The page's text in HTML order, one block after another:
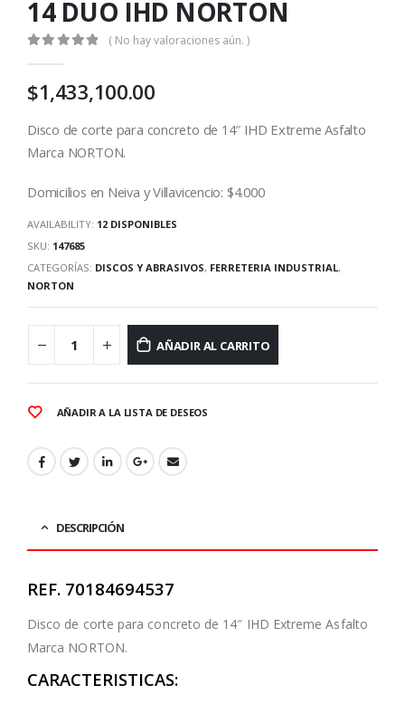
14 DUO IHD NORTON
( No hay valoraciones aún. )
$1,433,100.00
Disco de corte para concreto de 14″ IHD Extreme Asfalto
Marca NORTON.
Domicilios en Neiva y Villavicencio: $4.000
AVAILABILITY: 12 DISPONIBLES
SKU: 147685
CATEGORÍAS: DISCOS Y ABRASIVOS, FERRETERIA INDUSTRIAL,
NORTON
AÑADIR AL CARRITO
AÑADIR A LA LISTA DE DESEOS
DESCRIPCIÓN
REF. 70184694537
Disco de corte para concreto de 14″ IHD Extreme Asfalto
Marca NORTON.
CARACTERISTICAS: